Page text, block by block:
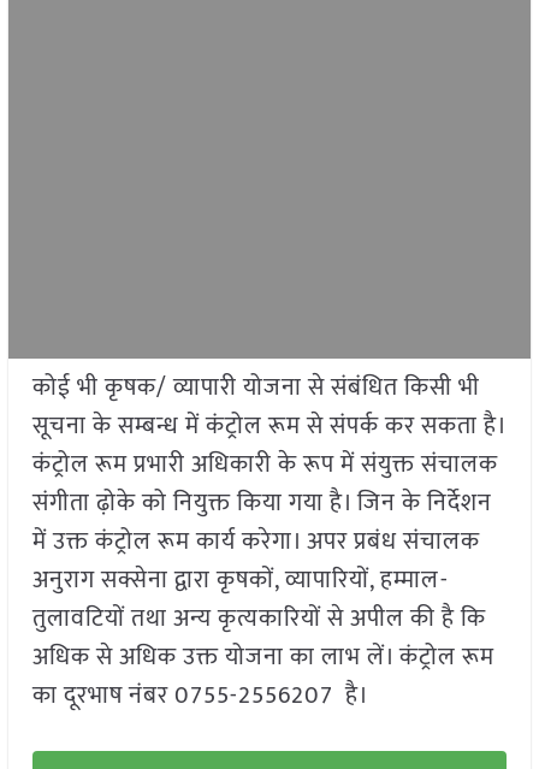
कोई भी कृषक/ व्यापारी योजना से संबंधित किसी भी
सूचना के सम्बन्ध में कंट्रोल रूम से संपर्क कर सकता है।
कंट्रोल रूम प्रभारी अधिकारी के रूप में संयुक्त संचालक
संगीता ढ़ोके को नियुक्त किया गया है। जिन के निर्देशन
में उक्त कंट्रोल रूम कार्य करेगा। अपर प्रबंध संचालक
अनुराग सक्सेना द्वारा कृषकों, व्यापारियों, हम्माल-
तुलावटियों तथा अन्य कृत्यकारियों से अपील की है कि
अधिक से अधिक उक्त योजना का लाभ लें। कंट्रोल रूम
का दूरभाष नंबर 0755-2556207 है।